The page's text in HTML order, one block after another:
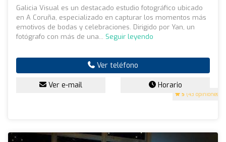
5 (43 opiniones)
Galicia Visual es un destacado estudio fotográfico ubicado
en A Coruña, especializado en capturar los momentos más
emotivos de bodas y celebraciones. Dirigido por Yan, un
fotógrafo con más de una... Seguir leyendo
Ver teléfono
Ver e-mail Horario